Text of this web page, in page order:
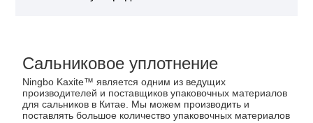
Сальниковое уплотнение
Ningbo Kaxite™ является одним из ведущих
производителей и поставщиков упаковочных материалов
для сальников в Китае. Мы можем производить и
поставлять большое количество упаковочных материалов